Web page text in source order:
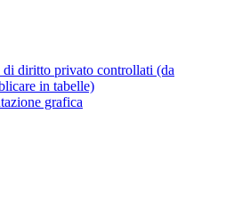
di diritto privato controllati (da
in tabelle)
grafica